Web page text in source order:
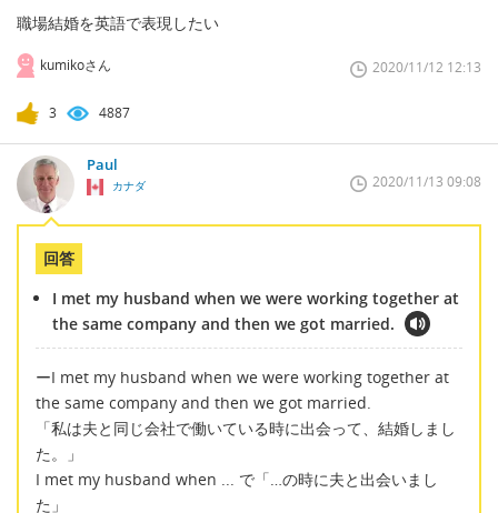
職場結婚を英語で表現したい
kumikoさん 2020/11/12 12:13
3 4887
Paul
カナダ 2020/11/13 09:08
回答
I met my husband when we were working together at
the same company and then we got married.
ーI met my husband when we were working together at
the same company and then we got married.
「私は夫と同じ会社で働いている時に出会って、結婚しまし
た。」
I met my husband when ... で「…の時に夫と出会いまし
た」